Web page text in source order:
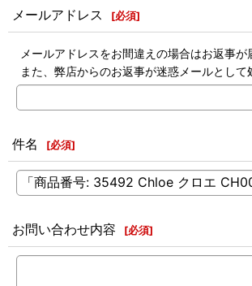
メールアドレス [必須]
メールアドレスをお間違えの場合はお返事が
また、弊店からのお返事が迷惑メールとし
件名 [必須]
お問い合わせ内容 [必須]